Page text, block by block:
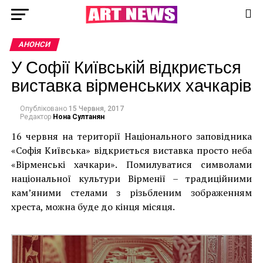
АНОНСИ
У Софії Київській відкриється
виставка вірменських хачкарів
Опубліковано 15 Червня, 2017
Редактор Нона Султанян
16 червня на території Національного заповідника
«Софія Київська» відкриється виставка просто неба
«Вірменські хачкари». Помилуватися символами
національної культури Вірменії – традиційними
кам’яними стелами з різьбленим зображенням
хреста, можна буде до кінця місяця.